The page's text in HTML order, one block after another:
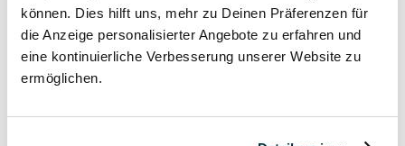
können. Dies hilft uns, mehr zu Deinen Präferenzen für
die Anzeige personalisierter Angebote zu erfahren und
eine kontinuierliche Verbesserung unserer Website zu
ermöglichen.
7 September 2021
Hygieneregeln beim Tierarzt für Mensch und Tier
Kaninchen